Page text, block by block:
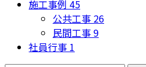
施工事例 45
公共工事 26
民間工事9
社員行事 1